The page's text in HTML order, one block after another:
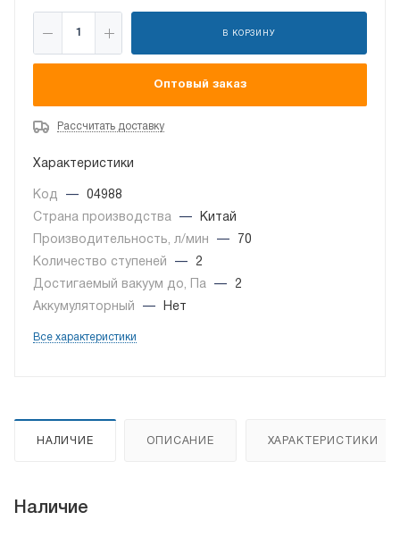
В КОРЗИНУ
Оптовый заказ
Рассчитать доставку
Характеристики
Код —
04988
Страна производства
—
Китай
Производительность, л/мин
—
70
Количество ступеней
—
2
Достигаемый вакуум до, Па
—
2
Аккумуляторный
— Нет
Все характеристики
НАЛИЧИЕ ОПИСАНИЕ ХАРАКТЕРИСТИКИ
Наличие